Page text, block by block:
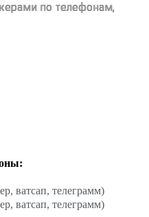
по телефонам,
ватсап, телеграмм)
ватсап, телеграмм)